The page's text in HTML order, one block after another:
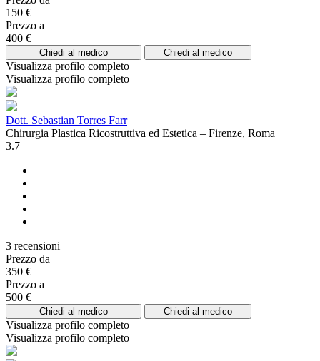
150 €
Prezzo a
400 €
Chiedi al medico Chiedi al medico
Visualizza profilo completo
Visualizza profilo completo
Dott. Sebastian Torres Farr
Chirurgia Plastica Ricostruttiva ed Estetica – Firenze, Roma
3.7
3 recensioni
Prezzo da
350 €
Prezzo a
500 €
Chiedi al medico Chiedi al medico
Visualizza profilo completo
Visualizza profilo completo